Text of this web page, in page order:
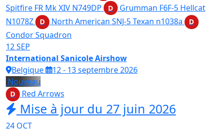
Spitfire FR Mk XIV N749DP D
Grumman F6F-5 Hellcat
N1078Z
D North American SNJ-5 Texan n1038a D
Condor Squadron
12SEP
International Sanicole Airshow
Belgique
12 - 13 septembre 2026
Nouveau
D Red Arrows
Mise à jour du 27 juin 2026
24 OCT